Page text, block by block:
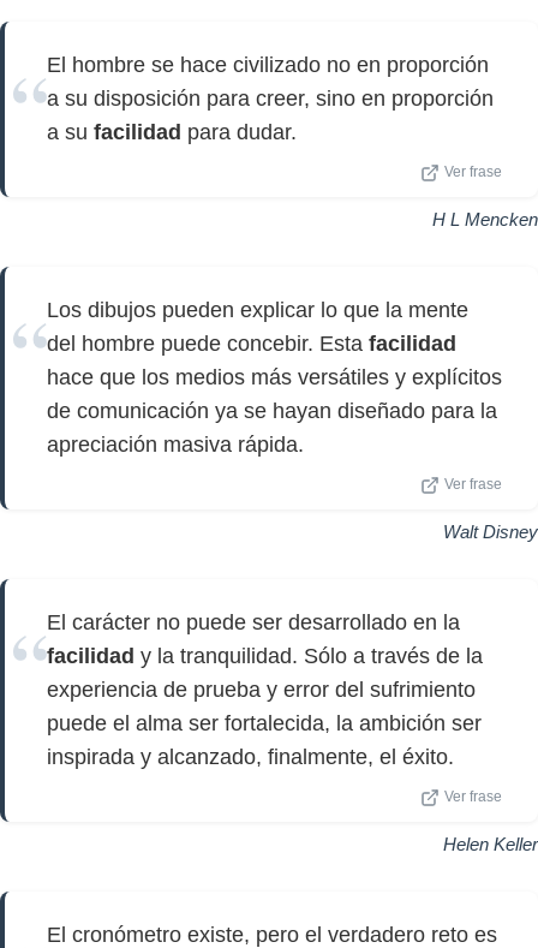
El hombre se hace civilizado no en proporción
a su disposición para creer, sino en proporción
a su facilidad para dudar.
Ver frase
H L Mencken
Los dibujos pueden explicar lo que la mente
del hombre puede concebir. Esta facilidad
hace que los medios más versátiles y explícitos
de comunicación ya se hayan diseñado para la
apreciación masiva rápida.
Ver frase
Walt Disney
El carácter no puede ser desarrollado en la
facilidad y la tranquilidad. Sólo a través de la
experiencia de prueba y error del sufrimiento
puede el alma ser fortalecida, la ambición ser
inspirada y alcanzado, finalmente, el éxito.
Ver frase
Helen Keller
El cronómetro existe, pero el verdadero reto es